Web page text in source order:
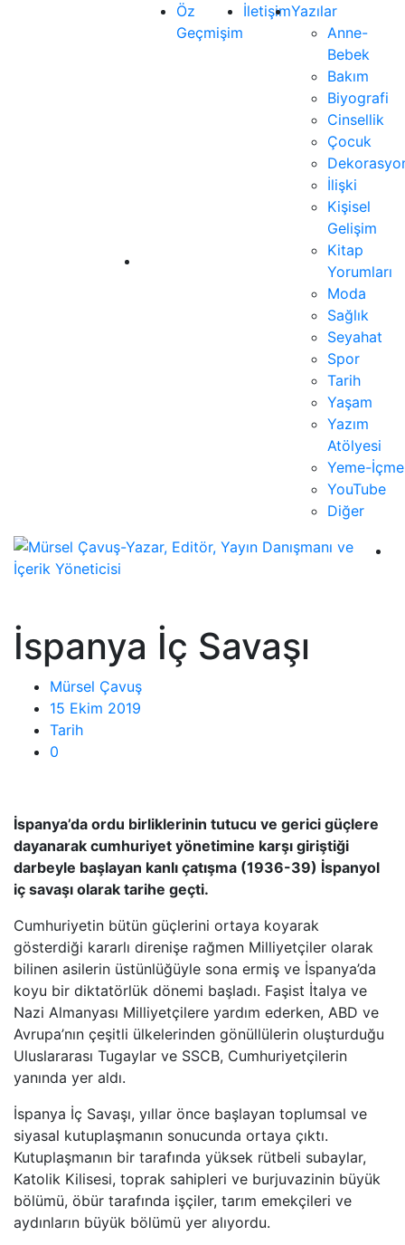
Öz
Geçmişim
İletişimYazılar
Anne-
Bebek
Bakım
Biyografi
Cinsellik
Çocuk
İlişki
Kişisel
Gelişim
Kitap
Yorumları
Moda
Sağlık
Seyahat
Spor
Tarih
Yaşam
Yazım
Atölyesi
Yeme-İçme
YouTube
Diğer
İspanya İç Savaşı
Mürsel Çavuş
15 Ekim 2019
Tarih
0
İspanya’da ordu birliklerinin tutucu ve gerici güçlere
dayanarak cumhuriyet yönetimine karşı giriştiği
darbeyle başlayan kanlı çatışma (1936-39) İspanyol
iç savaşı olarak tarihe geçti.
Cumhuriyetin bütün güçlerini ortaya koyarak
gösterdiği kararlı direnişe rağmen Milliyetçiler olarak
bilinen asilerin üstünlüğüyle sona ermiş ve İspanya’da
koyu bir diktatörlük dönemi başladı. Faşist İtalya ve
Nazi Almanyası Milliyetçilere yardım ederken, ABD ve
Avrupa’nın çeşitli ülkelerinden gönüllülerin oluşturduğu
Uluslararası Tugaylar ve SSCB, Cumhuriyetçilerin
yanında yer aldı.
İspanya İç Savaşı, yıllar önce başlayan toplumsal ve
siyasal kutuplaşmanın sonucunda ortaya çıktı.
Kutuplaşmanın bir tarafında yüksek rütbeli subaylar,
Katolik Kilisesi, toprak sahipleri ve burjuvazinin büyük
bölümü, öbür tarafında işçiler, tarım emekçileri ve
aydınların büyük bölümü yer alıyordu.